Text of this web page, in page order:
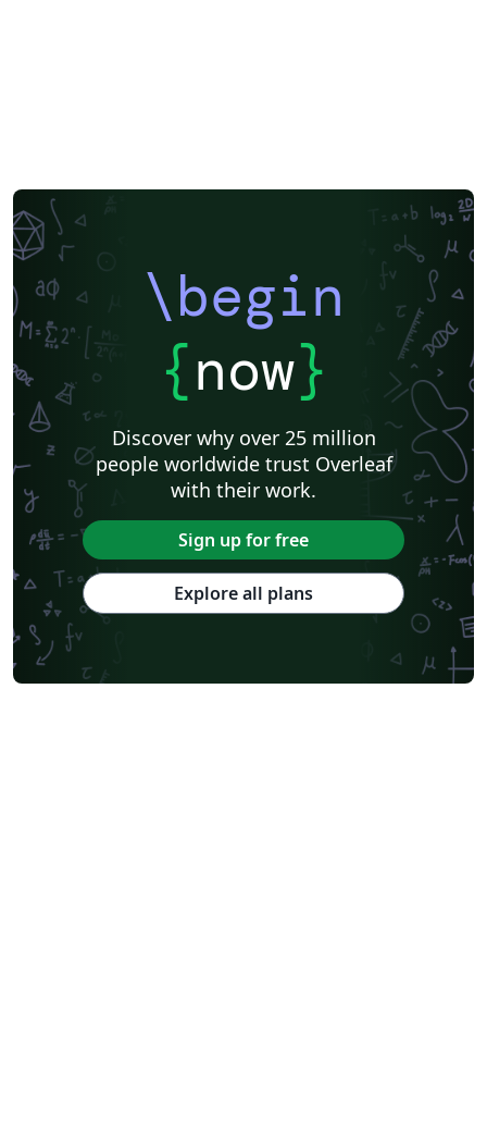
\begin
{now}
Discover why over 25 million
people worldwide trust Overleaf
with their work.
Sign up for free
Explore all plans